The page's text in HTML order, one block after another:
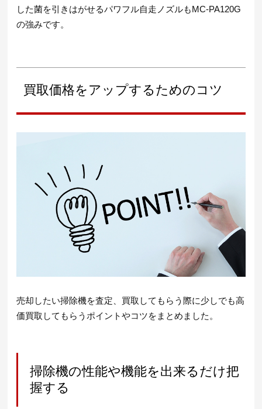
した菌を引きはがせるパワフル自走ノズルもMC-PA120G
の強みです。
買取価格をアップするためのコツ
売却したい掃除機を査定、買取してもらう際に少しでも高
価買取してもらうポイントやコツをまとめました。
掃除機の性能や機能を出来るだけ把
握する